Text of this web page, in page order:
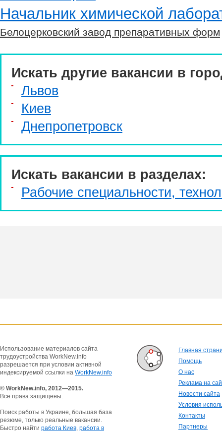
Начальник химической
Белоцерковский завод препаративных форм
Искать другие вакансии в
Львов
Киев
Днепропетровск
Искать вакансии в разделах:
Рабочие специальности,
Использование материалов сайта
трудоустройства WorkNew.info
разрешается при условии активной
индексируемой ссылки на WorkNew.info
© WorkNew.info, 2012—2015.
Все права защищены.
Поиск работы в Украине, большая база
резюме, только реальные вакансии.
Быстро найти работа Киев, работа в
Главная
Помощь
О нас
Реклама на
Новости сайта
Условия
Контакты
Партнеры